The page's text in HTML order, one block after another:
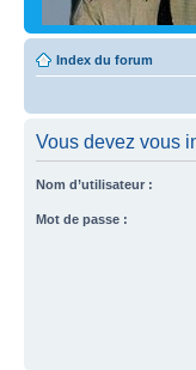
Index du forum
Vous devez vous
Nom d’utilisateur :
Mot de passe :